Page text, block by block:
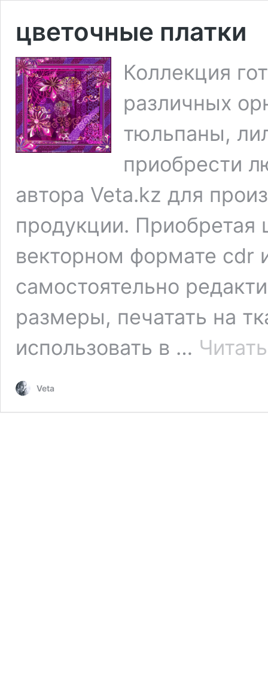
цветочные платки
Коллекция
различных
тюльпаны,
приобрести
автора Veta.kz для
продукции. Приобретая
векторном формате cdr
самостоятельно
размеры, печатать на
использовать в …
Veta